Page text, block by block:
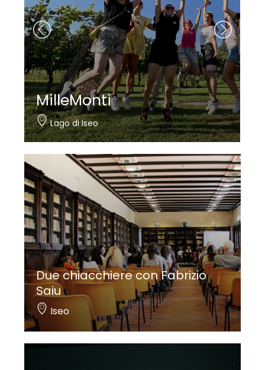
Nautica Bertelli
Paratico
Due chiacchiere con Fabrizio
Saiu
Iseo